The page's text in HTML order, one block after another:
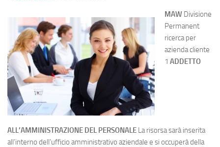
MAW Divisione
Permanent
ricerca per
azienda cliente
1 ADDETTO
ALL’AMMINISTRAZIONE DEL PERSONALE La risorsa sarà inserita
all’interno dell’ufficio amministrativo aziendale e si occuperà della